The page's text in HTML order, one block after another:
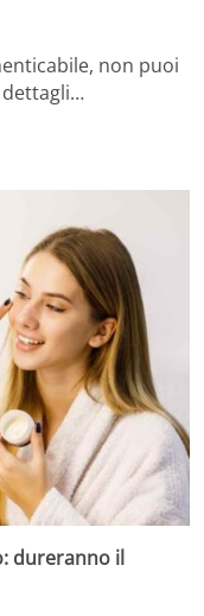
non puoi
dureranno il